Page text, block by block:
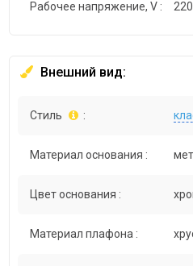
Рабочее напряжение, V : 220
Внешний вид:
Стиль :
Материал основания :
Цвет основания :
Материал плафона :